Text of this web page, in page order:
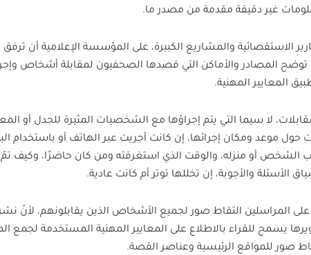
غير دقيقة مقدمة من مصدر ما.
الاستقصائية والمشاريع الكبيرة، على المؤسسة الإعلامية أن
المصادر والأماكن التي قصدها الصحفيون لمقابلة أشخاص
المعايير المهنية.
لا سيما التي يتم إجراؤها مع الشخصيات المثيرة للجدل أو
موعد ومكان إجرائها، إن كانت أجريت عبر الهاتف أو باستخدام
أو منزله، والوقت الذي استغرقته ومن كان حاضرًا، وكيف تمّ
الأسئلة والأجوبة، إن تخللها توتر أم كانت عادية.
المراسلين التقاط صور لجميع الأشخاص الذين يقابلونهم، لأنّ
يسمح للقراء بالاطلاع على المعايير المهنية المستخدمة لجمع
صور للمواقع الرئيسية وعناصر القصة.